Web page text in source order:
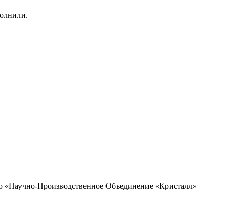
«Научно-Производственное Объединение «Кристалл»